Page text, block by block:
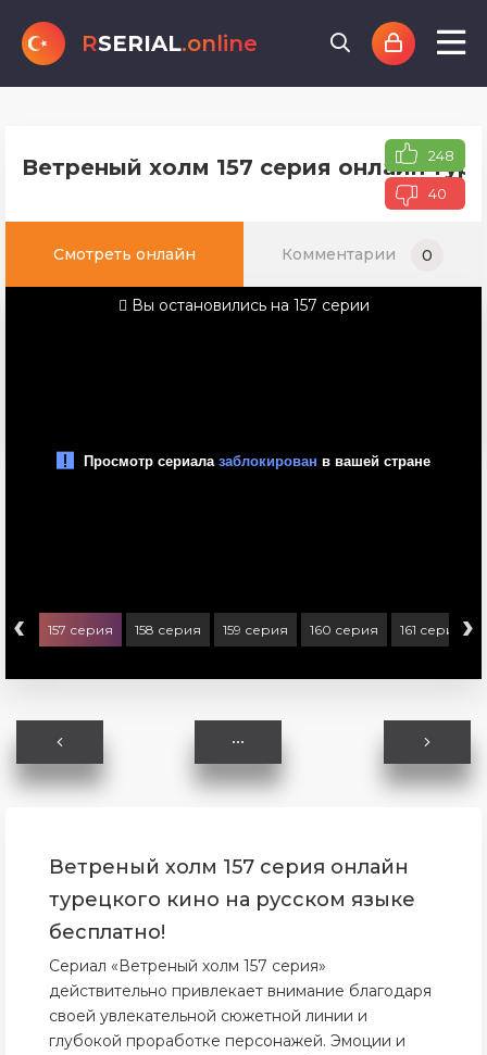
RSERIAL.online
Ветреный холм 157 серия онлайн 248
40
Смотреть онлайн Комментарии 0
Вы остановились на 157 серии
‹ 157 серия 158 серия 159 серия 160 серия 161 серия ›
Ветреный холм 157 серия онлайн
турецкого кино на русском языке
бесплатно!
Сериал «Ветреный холм 157 серия»
действительно привлекает внимание благодаря
своей увлекательной сюжетной линии и
глубокой проработке персонажей. Эмоции и